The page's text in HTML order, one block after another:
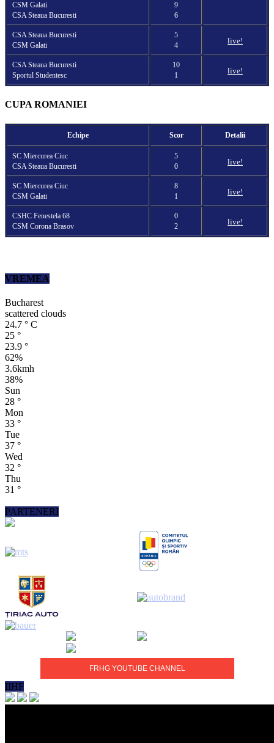
CSM Galati
CSA Steaua Bucuresti
9
6
CSA Steaua Bucuresti
CSM Galati
5
4
live!
CSA Steaua Bucuresti
Sportul Studentesc
10
1
live!
CUPA ROMANIEI
Echipe Scor Detalii
SC Miercurea Ciuc
CSA Steaua Bucuresti
5
0
live!
SC Miercurea Ciuc
CSM Galati
8
1
live!
CSHC Fenestela 68
CSM Corona Brasov
0
2
live!
VREMEA
Bucharest
scattered clouds
24.7 ° C
25 °
23.9 °
62%
3.6kmh
38%
Sun
28 °
Mon
33 °
Tue
37 °
Wed
32 °
Thu
31 °
PARTENERI
FRHG YOUTUBE CHANNEL
IIHF